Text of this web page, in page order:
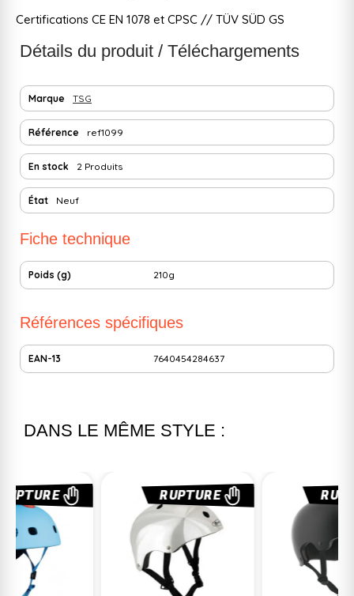
Certifications CE EN 1078 et CPSC // TÜV SÜD GS
Détails du produit / Téléchargements
Marque TSG
Référence ref1099
En stock 2 Produits
État Neuf
Fiche technique
Poids (g) 210g
Références spécifiques
EAN-13 7640454284637
DANS LE MÊME STYLE :
RUPTURE RUPTURE